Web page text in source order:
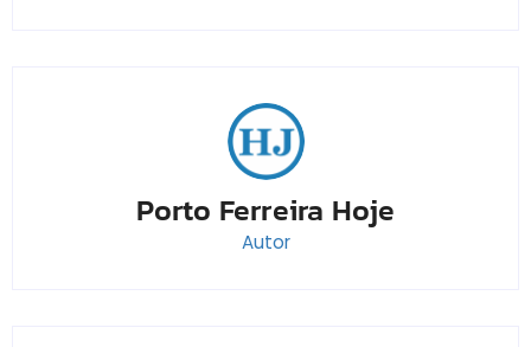
Porto Ferreira Hoje
Autor